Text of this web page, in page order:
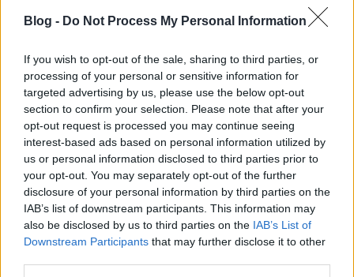
Blog - Do Not Process My Personal Information
If you wish to opt-out of the sale, sharing to third parties, or
processing of your personal or sensitive information for
targeted advertising by us, please use the below opt-out
section to confirm your selection. Please note that after your
opt-out request is processed you may continue seeing
interest-based ads based on personal information utilized by
us or personal information disclosed to third parties prior to
your opt-out. You may separately opt-out of the further
disclosure of your personal information by third parties on the
IAB’s list of downstream participants. This information may
also be disclosed by us to third parties on the IAB’s List of
Downstream Participants that may further disclose it to other
korlátozott számú epizódból áll, míg utóbbit évekig,
szereplőgárda lecserélésével. Az RTL Magyarország
vadonatúj sorozata, az Oltári csajok egy 100
epizódos telenovella lesz, főszerepben három,
Budapestre költöző vidéki lánnyal.
Az Oltári csajok első része október 28-án, 18.45-
től kerül adásba az RTL Klubon, míg a folytatás
október 30-tól az RTL2 nevű kábelcsatornára érkezik,
ahol a sorozat minden hétköznap 20.30-tól lesz
látható. Az új magyar telenovella főbb szereplőinek
névsorát és a róluk készült fotógalériátide kattintva
nézhetitek meg.